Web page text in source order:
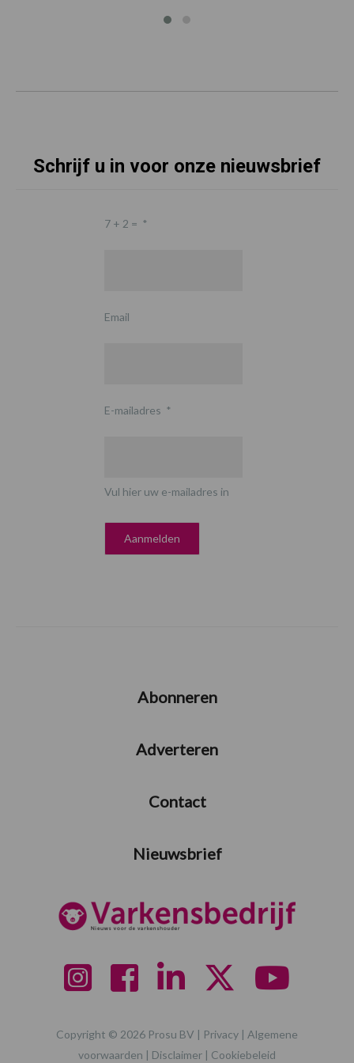
Schrijf u in voor onze nieuwsbrief
7 + 2 = *
Email
E-mailadres *
Vul hier uw e-mailadres in
Abonneren
Adverteren
Contact
Nieuwsbrief
Copyright © 2026 Prosu BV | Privacy | Algemene
voorwaarden | Disclaimer | Cookiebeleid